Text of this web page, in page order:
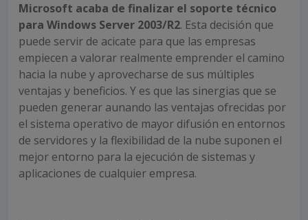
Microsoft acaba de finalizar el soporte técnico
para Windows Server 2003/R2. Esta decisión que
puede servir de acicate para que las empresas
empiecen a valorar realmente emprender el camino
hacia la nube y aprovecharse de sus múltiples
ventajas y beneficios. Y es que las sinergias que se
pueden generar aunando las ventajas ofrecidas por
el sistema operativo de mayor difusión en entornos
de servidores y la flexibilidad de la nube suponen el
mejor entorno para la ejecución de sistemas y
aplicaciones de cualquier empresa.